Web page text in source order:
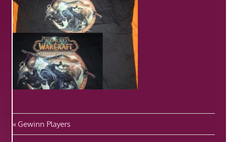
Beitragsnavigation
Vorheriger
Beitrag:
Gewinn Players